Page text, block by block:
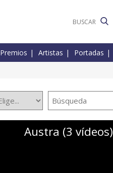
Premios Artistas Portadas
Austra (3 vídeos)